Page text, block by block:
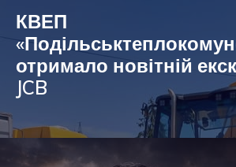
КВЕП
отримало новітній
JCB